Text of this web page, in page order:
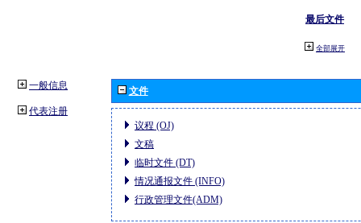
最后文件
全部展开
一般信息
代表注册
文件
议程 (OJ)
文稿
临时文件 (DT)
情况通报文件 (INFO)
行政管理文件(ADM)